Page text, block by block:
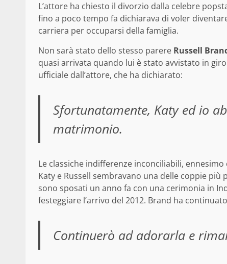
L’attore ha chiesto il divorzio dalla celebre
fino a poco tempo fa dichiarava di voler
carriera per occuparsi della famiglia.
Non sarà stato dello stesso parere Russell
quasi arrivata quando lui è stato avvistato in
ufficiale dall’attore, che ha dichiarato:
Sfortunatamente, Katy ed io
matrimonio.
Le classiche indifferenze inconciliabili,
Katy e Russell sembravano una delle coppie
sono sposati un anno fa con una cerimonia in
festeggiare l’arrivo del 2012. Brand ha
Continuerò ad adorarla e